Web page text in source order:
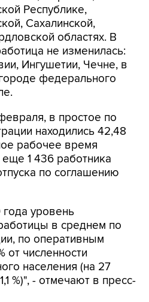
Республике,
Сахалинской,
областях. В
не изменилась:
Ингушетии, Чечне, в
федерального
в простое по
находились 42,48
рабочее время
еще 1 436 работника
по соглашению
уровень
в среднем по
по оперативным
от численности
населения (на 27
%)", - отмечают в пресс-